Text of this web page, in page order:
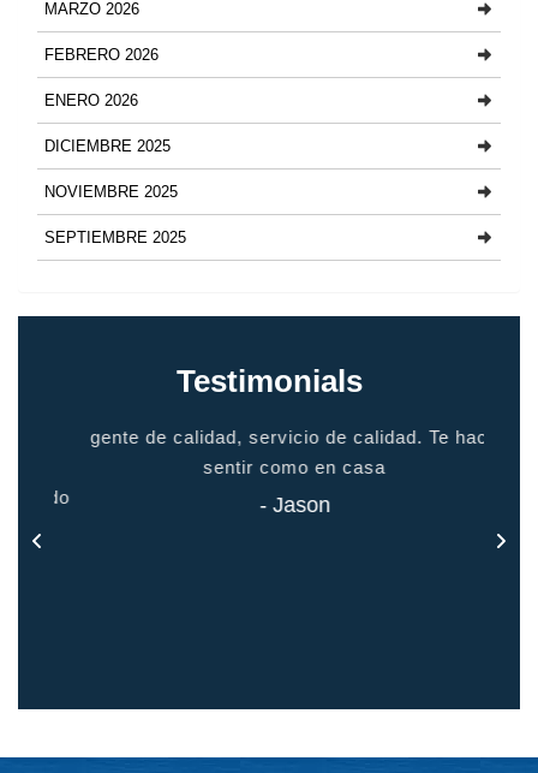
MARZO 2026
FEBRERO 2026
ENERO 2026
DICIEMBRE 2025
NOVIEMBRE 2025
SEPTIEMBRE 2025
Testimonials
gente de calidad, servicio de calidad. Te hace
sentir como en casa
- Jason